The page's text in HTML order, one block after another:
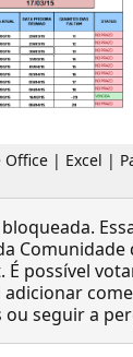
Office | Excel |
Comunidade
É possível
adicionar
ou seguir a